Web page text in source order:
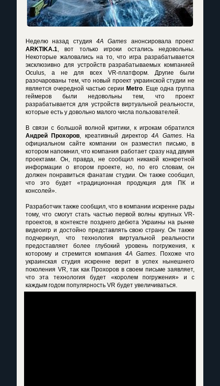
Неделю назад студия 4A Games анонсировала проект
ARKTIKA.1, вот только игроки остались недовольны.
Некоторые жаловались на то, что игра разрабатывается
эксклюзивно для устройств разрабатываемых компанией
Oculus, а не для всех VR-платформ. Другие были
разочарованы тем, что новый проект украинской студии не
является очередной частью серии Metro. Еще одна группа
геймеров были недовольны тем, что проект
разрабатывается для устройств виртуальной реальности,
которые есть у довольно малого числа пользователей.
В связи с большой волной критики, к игрокам обратился
Андрей Прохоров, креативный директор4A Games. На
официальном сайте компании он разместил письмо, в
котором напомнил, что компания работает сразу над двумя
проектами. Он, правда, не сообщил никакой конкретной
информации о втором проекте, но, по его словам, он
должен понравиться фанатам студии. Он также сообщил,
что это будет «традиционная продукция для ПК и
консолей».
Разработчик также сообщил, что в компании искренне рады
тому, что смогут стать частью первой волны крупных VR-
проектов, в контексте позднего дебюта Украины на рынке
видеоигр и достойно представлять свою страну. Он также
подчеркнул, что технология виртуальной реальности
предоставляет более глубокий уровень погружения, к
которому и стремится компания 4A Games. Похоже что
украинская студия искренне верит в успех нынешнего
поколения VR, так как Прохоров в своем письме заявляет,
что эта технология будет «королем погружения» и с
каждым годом популярность VR будет увеличиваться.